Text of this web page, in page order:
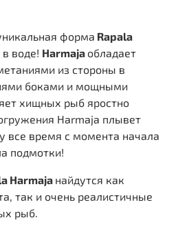
форма Rapala
в воде! Harmaja обладает
из стороны в
боками и мощными
хищных рыб яростно
Harmaja плывет
все время с момента начала
подмотки!
Harmaja найдутся как
так и очень реалистичные
рыб.